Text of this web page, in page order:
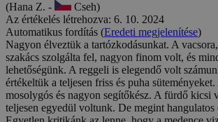
(Hana Z. -
Cseh)
Az értékelés létrehozva: 6. 10. 2024
Automatikus fordítás (Eredeti megjelenítése)
Nagyon élveztük a tartózkodásunkat. A
szakács szolgálta fel, nagyon finom volt, és
lehetőségünk. A reggeli is elegendő volt
értékeltük a teljesen friss és puha
mosolygós és nagyon segítőkész. A fürdő kicsi
teljesen egyedül voltunk. De megint hangulatos